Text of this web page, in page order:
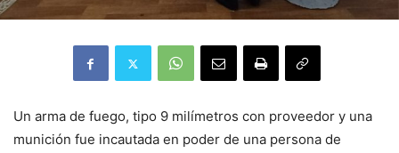
Un arma de fuego, tipo 9 milímetros con proveedor y una
munición fue incautada en poder de una persona de